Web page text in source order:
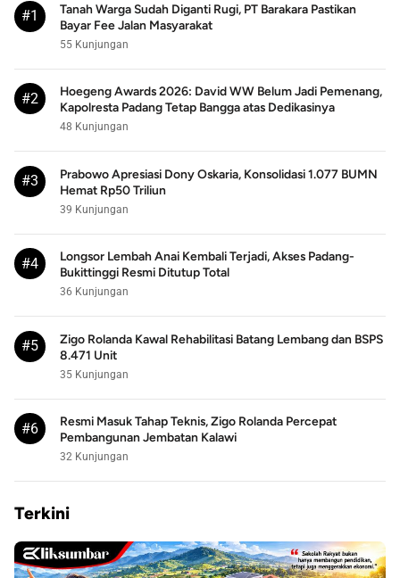
#1
Tanah Warga Sudah Diganti Rugi, PT Barakara Pastikan
Bayar Fee Jalan Masyarakat
55 Kunjungan
#2
Hoegeng Awards 2026: David WW Belum Jadi Pemenang,
Kapolresta Padang Tetap Bangga atas Dedikasinya
48 Kunjungan
#3
Prabowo Apresiasi Dony Oskaria, Konsolidasi 1.077 BUMN
Hemat Rp50 Triliun
39 Kunjungan
#4
Longsor Lembah Anai Kembali Terjadi, Akses Padang-
Bukittinggi Resmi Ditutup Total
36 Kunjungan
#5
Zigo Rolanda Kawal Rehabilitasi Batang Lembang dan BSPS
8.471 Unit
35 Kunjungan
#6
Resmi Masuk Tahap Teknis, Zigo Rolanda Percepat
Pembangunan Jembatan Kalawi
32 Kunjungan
Terkini